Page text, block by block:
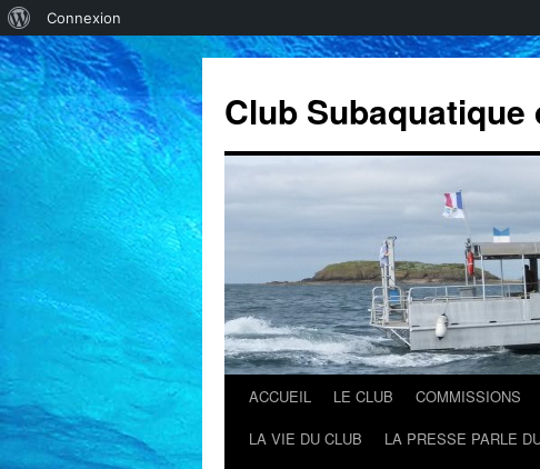
propos
de
WordPress
Connexion
Club Subaquatique
Aller
ACCUEIL LE CLUB COMMISSIONS
LA VIE DU CLUB
LA PRESSE PARLE